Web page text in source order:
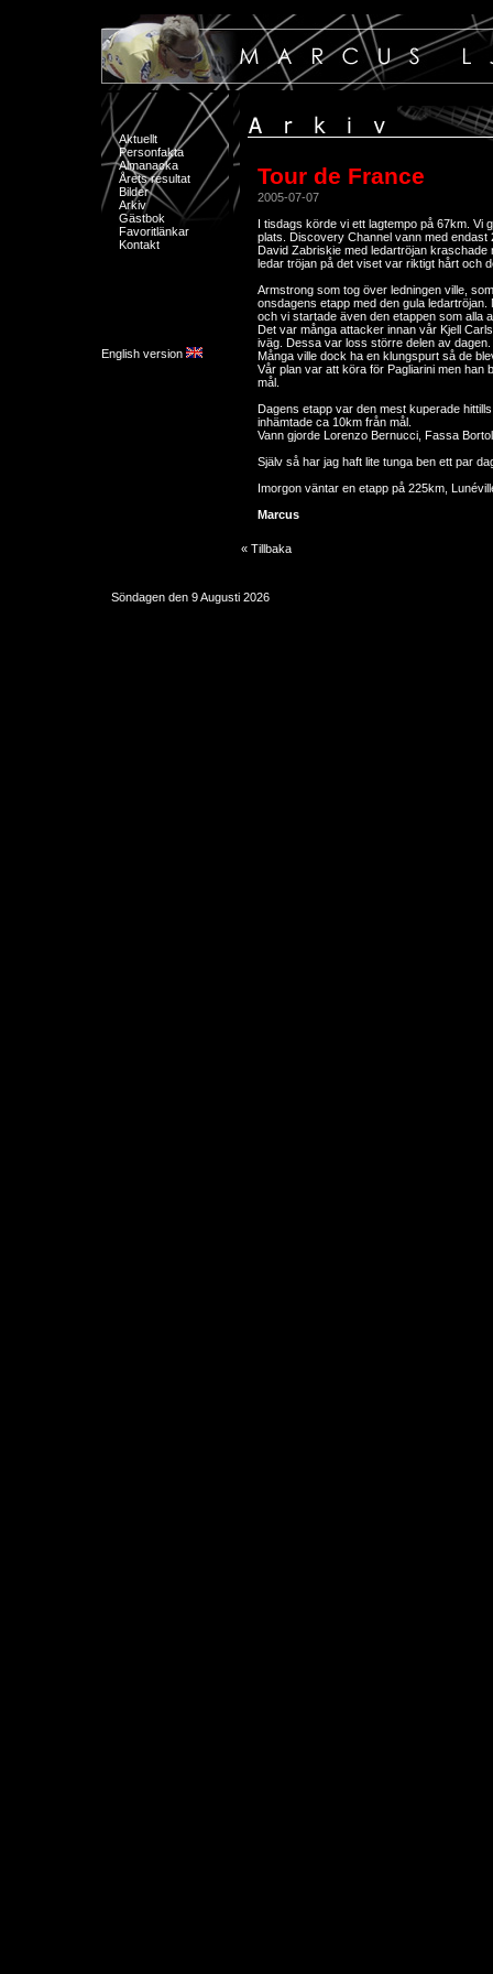
Aktuellt
Personfakta
Almanacka
Årets resultat
Bilder
Arkiv
Gästbok
Favoritlänkar
Kontakt
English version
Tour de France
2005-07-07
I tisdags körde vi ett lagtempo på 67km. Vi
plats. Discovery Channel vann med endast
David Zabriskie med ledartröjan kraschade
ledar tröjan på det viset var riktigt hårt och
Armstrong som tog över ledningen ville,
onsdagens etapp med den gula
och vi startade även den etappen som alla
Det var många attacker innan vår Kjell
iväg. Dessa var loss större delen av dagen.
Många ville dock ha en klungspurt så de
Vår plan var att köra för Pagliarini men
mål.
Dagens etapp var den mest kuperade
inhämtade ca 10km från mål.
Vann gjorde Lorenzo Bernucci, Fassa
Själv så har jag haft lite tunga ben ett par
Imorgon väntar en etapp på 225km,
Marcus
« Tillbaka
Söndagen den 9 Augusti 2026